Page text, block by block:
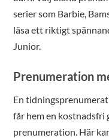
serier som Barbie,
läsa ett riktigt
Junior.
Prenumeration
En
får hem en kostnadsfri
prenumeration. Här